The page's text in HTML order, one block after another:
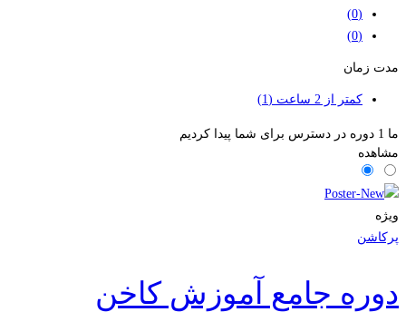
(0)
(0)
مدت زمان
کمتر از 2 ساعت (1)
ما 1 دوره در دسترس برای شما پیدا کردیم
مشاهده
ویژه
پرکاشن
دوره جامع آموزش کاخن